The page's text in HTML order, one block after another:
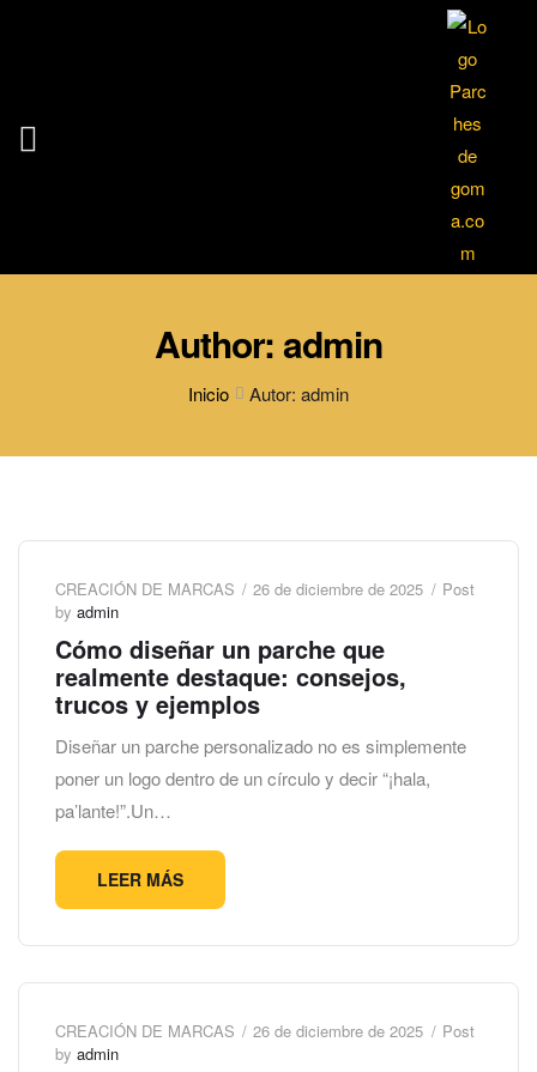
Author: admin
Inicio Autor: admin
CREACIÓN DE MARCAS 26 de diciembre de 2025
Post
by admin
Cómo diseñar un parche que
realmente destaque: consejos,
trucos y ejemplos
Diseñar un parche personalizado no es simplemente
poner un logo dentro de un círculo y decir “¡hala,
pa’lante!”.Un…
LEER MÁS
CREACIÓN DE MARCAS 26 de diciembre de 2025
Post
by admin